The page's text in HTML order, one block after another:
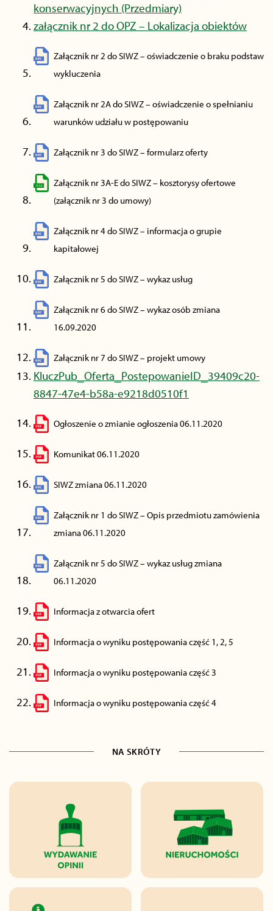
konserwacyjnych (Przedmiary)
załącznik nr 2 do OPZ – Lokalizacja obiektów
Załącznik nr 2 do SIWZ – oświadczenie o braku podstaw
wykluczenia
Załącznik nr 2A do SIWZ – oświadczenie o spełnianiu
warunków udziału w postępowaniu
Załącznik nr 3 do SIWZ – formularz oferty
Załącznik nr 3A-E do SIWZ – kosztorysy ofertowe
(załącznik nr 3 do umowy)
Załącznik nr 4 do SIWZ – informacja o grupie
kapitałowej
Załącznik nr 5 do SIWZ – wykaz usług
Załącznik nr 6 do SIWZ – wykaz osób zmiana
16.09.2020
Załącznik nr 7 do SIWZ – projekt umowy
KluczPub_Oferta_PostepowanieID_39409c20-
8847-47e4-b58a-e9218d0510f1
Ogłoszenie o zmianie ogłoszenia 06.11.2020
Komunikat 06.11.2020
SIWZ zmiana 06.11.2020
Załącznik nr 1 do SIWZ – Opis przedmiotu zamówienia
zmiana 06.11.2020
Załącznik nr 5 do SIWZ – wykaz usług zmiana
06.11.2020
Informacja z otwarcia ofert
Informacja o wyniku postępowania część 1, 2, 5
Informacja o wyniku postępowania część 3
Informacja o wyniku postępowania część 4
NA SKRÓTY